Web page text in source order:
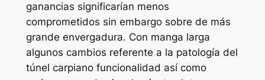
ganancias significarían menos
comprometidos sin embargo sobre de más
grande envergadura. Con manga larga
algunos cambios referente a la patologí­a del
túnel carpiano funcionalidad así­ como